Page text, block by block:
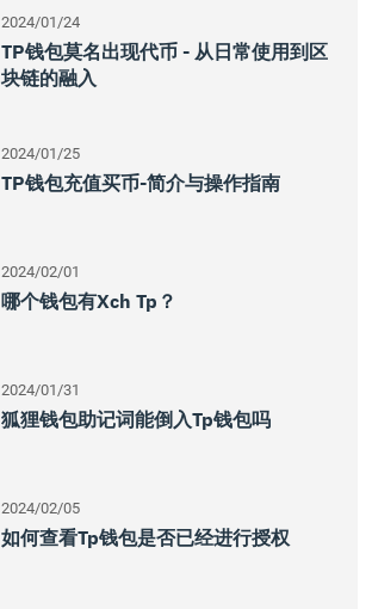
2024/01/24
TP钱包莫名出现代币 - 从日常使用到区
块链的融入
2024/01/25
TP钱包充值买币-简介与操作指南
2024/02/01
哪个钱包有xch Tp？
2024/01/31
狐狸钱包助记词能倒入tp钱包吗
2024/02/05
如何查看tp钱包是否已经进行授权